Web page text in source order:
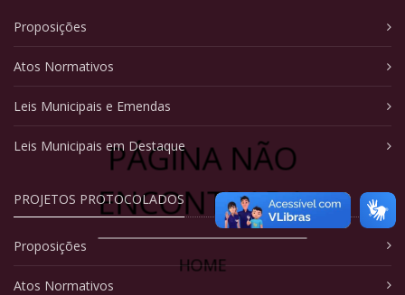
PÁGINA NÃO
ENCONTRADA
HOME
Proposições
Atos Normativos
Leis Municipais e Emendas
Leis Municipais em Destaque
PROJETOS PROTOCOLADOS
Proposições
Atos Normativos